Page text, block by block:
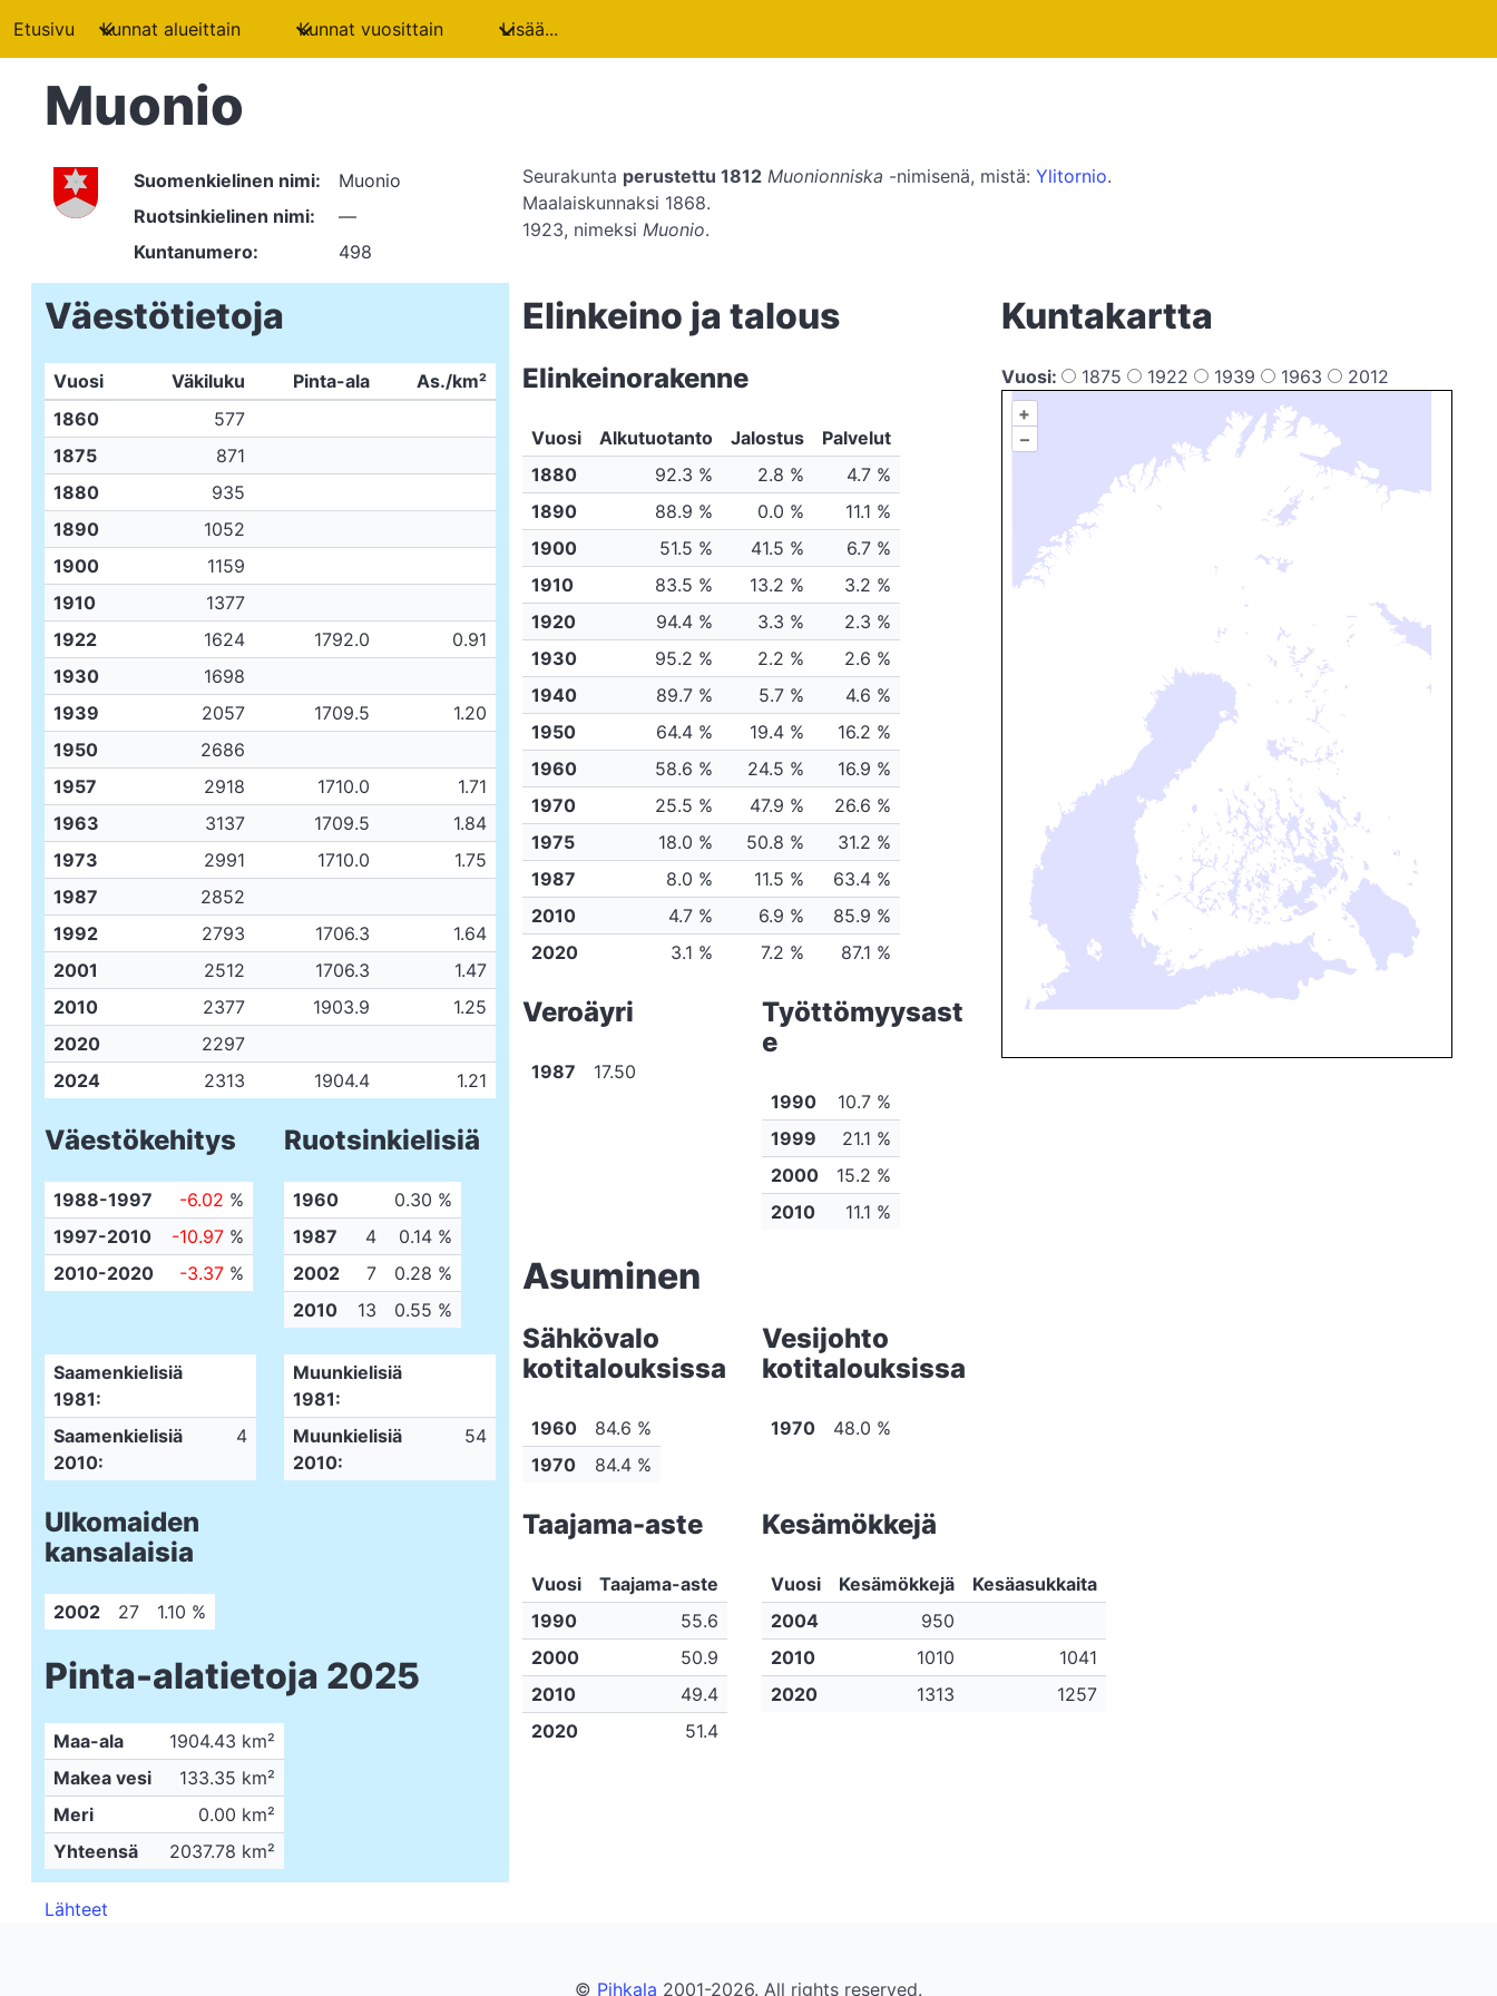
Etusivu Kunnat alueittain Kunnat vuosittain Lisää...
Muonio
Suomenkielinen nimi:
Muonio
Ruotsinkielinen nimi:
—
Kuntanumero:
498
Seurakunta perustettu 1812 Muonionniska -nimisenä, mistä:Ylitornio.
Maalaiskunnaksi 1868.
1923, nimeksiMuonio.
Väestötietoja
Vuosi Väkiluku Pinta-ala
As./km²
1860
577
1875
871
1880
935
1890
1052
1900
1159
1910
1377
1922
1624 1792.0
0.91
1930
1698
1939
2057 1709.5
1.20
1950
2686
1957
2918 1710.0
1.71
1963
3137 1709.5
1.84
1973
2991 1710.0
1.75
1987
2852
1992
2793 1706.3
1.64
2001
2512 1706.3
1.47
2010
2377 1903.9
1.25
2020
2297
2024
2313 1904.4 1.21
Väestökehitys
1988-1997 -6.02 %
1997-2010
-10.97 %
2010-2020
-3.37 %
Ruotsinkielisiä
1960
0.30 %
1987
4
0.14 %
2002
7
0.28 %
2010
13 0.55 %
Saamenkielisiä
1981:
Saamenkielisiä
2010:
4
Muunkielisiä
1981:
Muunkielisiä
2010:
54
Ulkomaiden
kansalaisia
2002 27 1.10 %
Pinta-alatietoja 2025
Maa-ala
1904.43 km²
Makea vesi
133.35 km²
Meri
0.00 km²
Yhteensä
2037.78 km²
Elinkeino ja talous
Elinkeinorakenne
Vuosi Alkutuotanto Jalostus
Palvelut
1880
92.3 % 2.8 %
4.7 %
1890
88.9 % 0.0 %
11.1 %
1900
51.5 % 41.5 %
6.7 %
1910
83.5 % 13.2 %
3.2 %
1920
94.4 % 3.3 %
2.3 %
1930
95.2 % 2.2 %
2.6 %
1940
89.7 % 5.7 %
4.6 %
1950
64.4 % 19.4 %
16.2 %
1960
58.6 % 24.5 %
16.9 %
1970
25.5 % 47.9 %
26.6 %
1975
18.0 % 50.8 %
31.2 %
1987
8.0 % 11.5 %
63.4 %
2010
4.7 % 6.9 %
85.9 %
2020
3.1 % 7.2 % 87.1 %
Veroäyri
1987 17.50
Työttömyysast
e
1990
10.7 %
1999
21.1 %
2000
15.2 %
2010
11.1 %
Asuminen
Sähkövalo
kotitalouksissa
1960
84.6 %
1970
84.4 %
Vesijohto
kotitalouksissa
1970 48.0 %
Taajama-aste
Vuosi
Taajama-aste
1990
55.6
2000
50.9
2010
49.4
2020
51.4
Kesämökkejä
Vuosi Kesämökkejä
Kesäasukkaita
2004
950
2010
1010
1041
2020
1313 1257
Kuntakartta
Vuosi: 1875 1922 1939 1963
2012
+
–
Lähteet
© Pihkala 2001-2026. All rights reserved.